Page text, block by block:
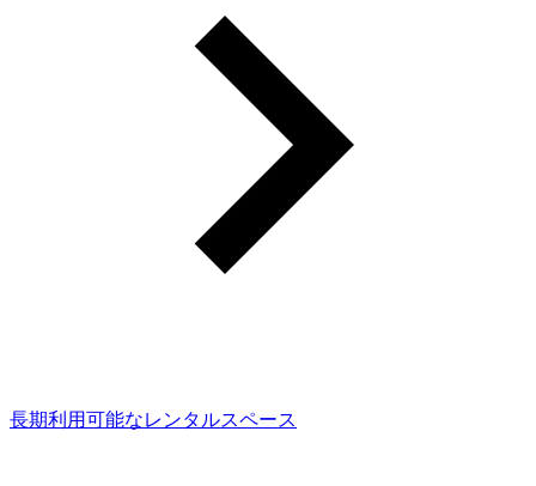
長期利用可能なレンタルスペース